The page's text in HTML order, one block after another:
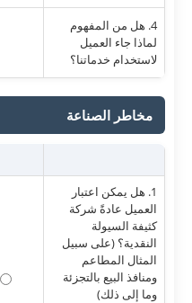
4. هل من المفهوم
لماذا جاء العميل
لاستخدام خدماتنا؟
مخاطر الصناعة
1. هل يمكن اعتبار
العميل عادةً شركة
كثيفة السيولة
النقدية؟ (على سبيل
المثال المطاعم
ومنافذ البيع بالتجزئة
وما إلى ذلك)